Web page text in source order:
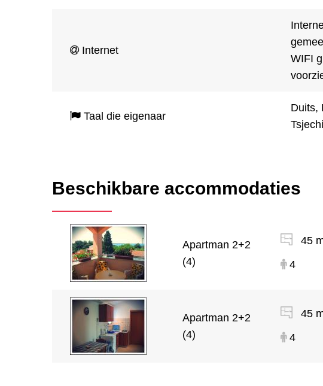
Internet
WIFI
Taal die eigenaar
Duits,
Beschikbare accommodaties
Apartman 2+2
(4)
45
4
Apartman 2+2
(4)
45
4